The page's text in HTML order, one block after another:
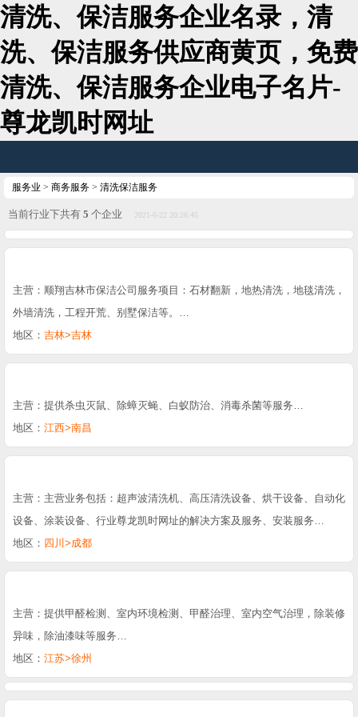
清洗、保洁服务企业名录，清
洗、保洁服务供应商黄页，免费
清洗、保洁服务企业电子名片-
尊龙凯时网址
服务业 > 商务服务 > 清洗保洁服务
当前行业下共有 5 个企业 2021-6-22 20:26:45
主营：顺翔吉林市保洁公司服务项目：石材翻新，地热清洗，地毯清洗，
外墙清洗，工程开荒、别墅保洁等。…
地区： 吉林>吉林
主营：提供杀虫灭鼠、除蟑灭蝇、白蚁防治、消毒杀菌等服务…
地区： 江西>南昌
主营：主营业务包括：超声波清洗机、高压清洗设备、烘干设备、自动化
设备、涂装设备、行业尊龙凯时网址的解决方案及服务、安装服务…
地区： 四川>成都
主营：提供甲醛检测、室内环境检测、甲醛治理、室内空气治理，除装修
异味，除油漆味等服务…
地区： 江苏>徐州